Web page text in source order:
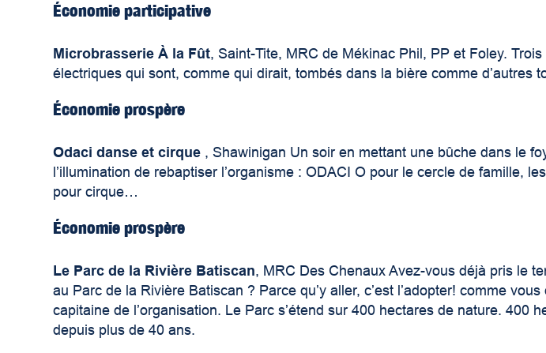
Économie participative
Microbrasserie À la Fût, Saint-Tite, MRC de Mékinac Phil, PP et Foley.
électriques qui sont, comme qui dirait, tombés dans la bière comme d’autres
Économie prospère
Odaci danse et cirque , Shawinigan Un soir en mettant une bûche dans le
l’illumination de rebaptiser l’organisme : ODACI O pour le cercle de famille,
pour cirque…
Économie prospère
Le Parc de la Rivière Batiscan, MRC Des Chenaux Avez-vous déjà pris le
au Parc de la Rivière Batiscan ? Parce qu’y aller, c’est l’adopter! comme
capitaine de l’organisation. Le Parc s’étend sur 400 hectares de nature. 400
depuis plus de 40 ans.